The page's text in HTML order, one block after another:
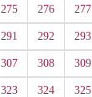
275 276 277
291 292 293
307 308 309
323 324 325